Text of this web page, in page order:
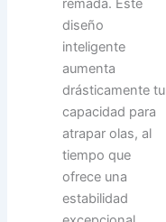
remada. Este
diseño
inteligente
aumenta
drásticamente tu
capacidad para
atrapar olas, al
tiempo que
ofrece una
estabilidad